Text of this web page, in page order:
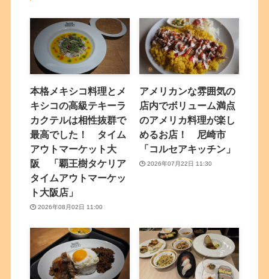
本格メキシコ料理とメ
キシコの高級テキーラ
カクテルは相性抜群で
最高でした！ タイム
アウトマーケット大
阪 「覇王樹タケリア
タイムアウトマーケッ
ト大阪店」
2026年08月02日 11:00
アメリカンな雰囲気の
店内でボリューム満点
のアメリカ料理が楽し
めるお店！ 尼崎市
「コルセアキッチン」
2026年07月22日 11:30